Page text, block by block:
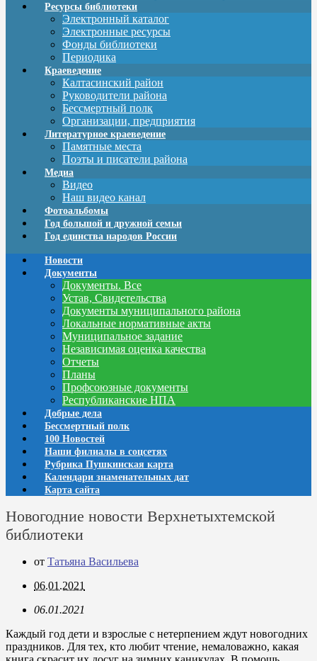
Ресурсы библиотеки
Электронный каталог
Электронные ресурсы
Фонды библиотеки
Периодика
Краеведение
Калтасинский район
Руководители района
Бессмертный полк
Организации, предприятия
Литературное краеведение
Памятные места
Поэты и писатели района
Медиа
Видео
Наш видео канал
Фотоальбомы
Год большой и дружной семьи
Год единства народов России
Новости
Документы
Документы. Все
Устав, Свидетельства
Документы муниципального района
Локальные нормативные акты
Муниципальное задание
Независимая оценка качества
Отчеты
Планы
Профсоюзные документы
Республиканские НПА
Добрые дела
Бессмертный полк
100 Новостей
Наши филиалы в соцсетях
Рубрика Пушкинская карта
Календари знаменательных дат
Карта сайта
Новогодние новости Верхнетыхтемской
библиотеки
от Татьяна Васильева
06.01.2021
06.01.2021
Каждый год дети и взрослые с нетерпением ждут новогодних
праздников. Для тех, кто любит чтение, немаловажно, какая